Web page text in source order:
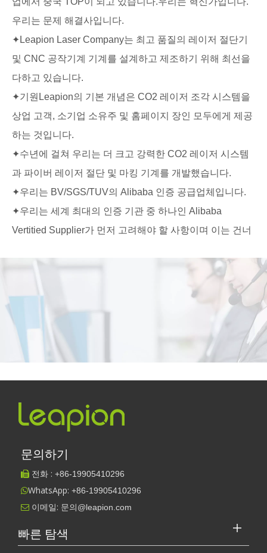
우리는 문제 해결사입니다.
✦Leapion Laser Company는 최고 품질의 레이저 절단기
및 CNC 공작기계 기계를 설계하고 제조하기 위해 최선을
다하고 있습니다.
✦기원Leapion의 기본 개념은 CO2 레이저 조각 시스템을
상업 고객, 소기업 소유주 및 홈페이지 장인 모두에게 제공
하는 것입니다.
✦수년에 걸쳐 우리는 더 크고 강력한 CO2 레이저 시스템
과 파이버 레이저 절단 및 마킹 기계를 개발했습니다.
✦우리는 BV/SGS/TUV의 Alibaba 인증 공급업체입니다.
✦우리는 세계 최대의 인증 기관 중 하나인 Alibaba
Vertitied Supplier가 먼저 고려해야 할 사항이며 이는 건너
합니다!
문의하기
 전화 : +86-19905410296
WhatsApp: +86-19905410296
 이메일: 문의@leapion.com
빠른 탐색